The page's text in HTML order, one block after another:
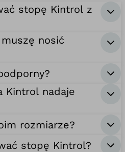
stopę Kintrol z
nosić
Kintrol nadaje
rozmiarze?
stopę Kintrol?